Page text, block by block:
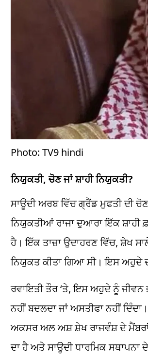
Photo: TV9 hindi
ਨਿਯੁਕਤੀ, ਚੋਣ ਜਾਂਸ਼ਾਹੀਨਿਯੁਕਤੀ?
ਸਾਊਦੀਅਰਬ ਵਿੱਚਗ੍ਰੈਂਡਮੁਫਤੀਦੀ
ਨਿਯੁਕਤੀਆਂ ਰਾਜਾ ਦੁਆਰਾ ਇੱਕਸ਼ਾਹੀ
ਹੈ। ਇੱਕ ਤਾਜ਼ਾ ਉਦਾਹਰਣ ਵਿੱਚ,ਸ਼ੇਖ
ਨਿਯੁਕਤ ਕੀਤਾ ਗਿਆ ਸੀ। ਇਸ ਅਹੁਦੇ
ਰਵਾਇਤੀ ਤੌਰ ‘ਤੇ, ਇਸ ਅਹੁਦੇ ਨੂੰ ਜੀਵਨ
ਨਹੀਂ ਬਦਲਦਾ ਜਾਂਅਸਤੀਫਾਨਹੀਂ
ਅਕਸਰ ਅਲਅਸ਼ਸ਼ੇਖਰਾਜਵੰਸ਼ਦੇ
ਦਾ ਹੈ ਅਤੇਸਾਊਦੀਧਾਰਮਿਕ ਸਥਾਪਨਾ